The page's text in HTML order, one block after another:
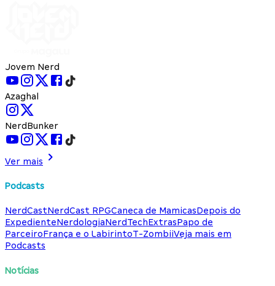
Jovem Nerd
Azaghal
NerdBunker
Ver mais
Podcasts
NerdCastNerdCast RPGCaneca de MamicasDepois do
ExpedienteNerdologiaNerdTechExtrasPapo de
ParceiroFrança e o LabirintoT-ZombiiVeja mais em
Podcasts
Notícias